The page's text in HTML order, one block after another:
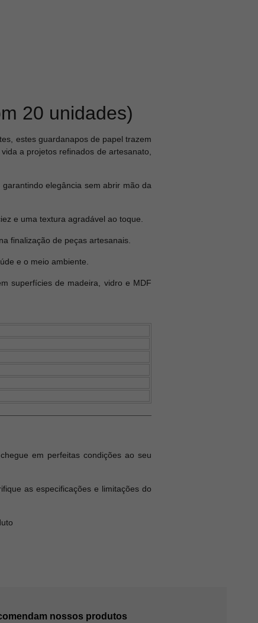
20 unidades)
estes guardanapos de papel trazem
a projetos refinados de artesanato,
elegância sem abrir mão da
e uma textura agradável ao toque.
finalização de peças artesanais.
e o meio ambiente.
superfícies de madeira, vidro e MDF
em perfeitas condições ao seu
as especificações e limitações do
nossos produtos